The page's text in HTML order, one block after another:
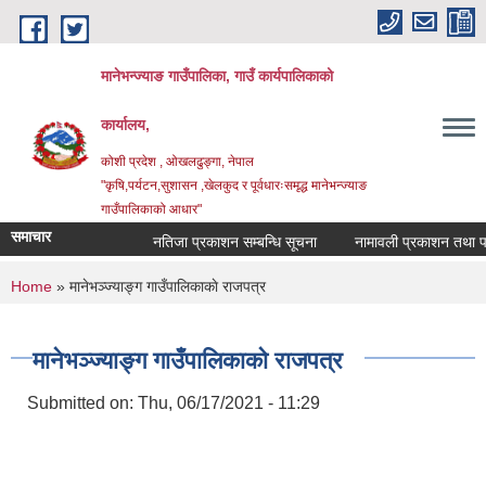
Skip to main content
मानेभन्ज्याङ गाउँपालिका, गाउँ कार्यपालिकाको
कार्यालय,
कोशी प्रदेश , ओखलढुङ्गा, नेपाल
"कृषि,पर्यटन,सुशासन ,खेलकुद र पूर्वधारःसमृद्ध मानेभन्ज्याङ
गाउँपालिकाको आधार"
समाचार नतिजा प्रकाशन सम्बन्धि सूचना नामावली प्रकाशन तथा
You are here
Home » मानेभञ्ज्याङ्ग गाउँपालिकाकाे राजपत्र
मानेभञ्ज्याङ्ग गाउँपालिकाकाे राजपत्र
Submitted on: Thu, 06/17/2021 - 11:29